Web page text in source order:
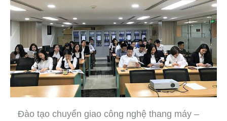
Đào tạo chuyển giao công nghệ thang máy –